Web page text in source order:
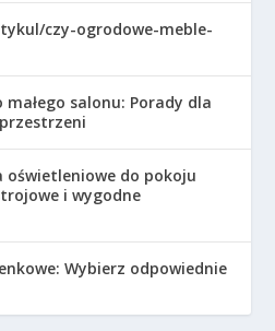
czy-ogrodowe-meble-
małego salonu: Porady dla
oświetleniowe do pokoju
i wygodne
Wybierz odpowiednie